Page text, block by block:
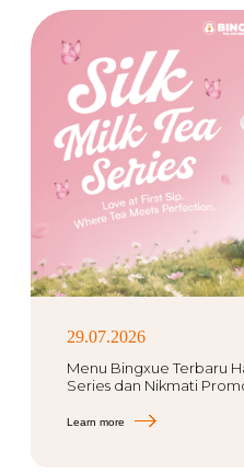
29.07.2026
Menu Bingxue Terbaru
Series dan Nikmati
Learn more